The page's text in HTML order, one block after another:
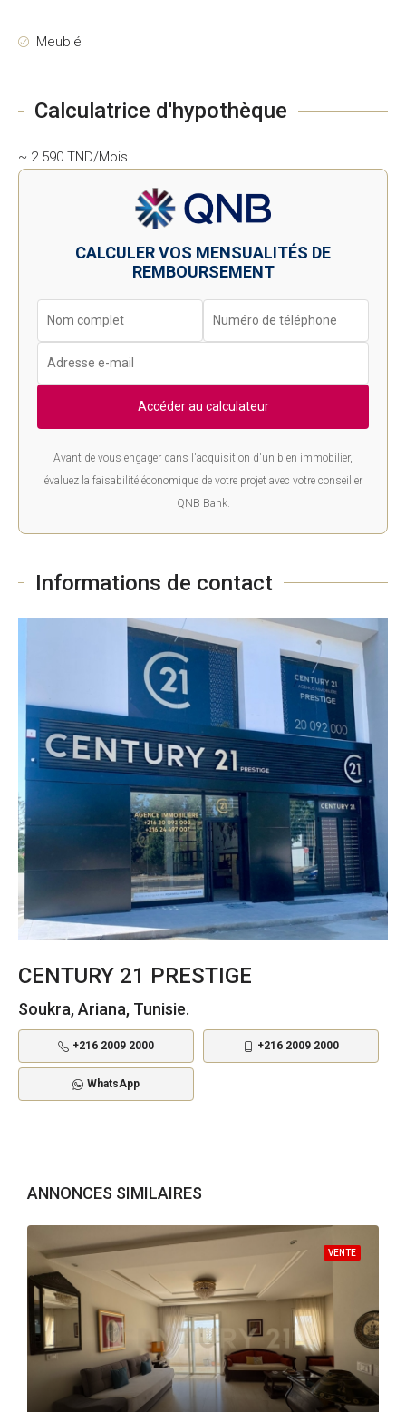
Meublé
Calculatrice d'hypothèque
~ 2 590 TND/Mois
CALCULER VOS MENSUALITÉS DE
REMBOURSEMENT
Accéder au calculateur
Avant de vous engager dans l'acquisition d'un bien immobilier,
évaluez la faisabilité économique de votre projet avec votre conseiller
QNB Bank.
Informations de contact
CENTURY 21 PRESTIGE
Soukra, Ariana, Tunisie.
+216 2009 2000 +216 2009 2000
WhatsApp
ANNONCES SIMILAIRES
VENTE